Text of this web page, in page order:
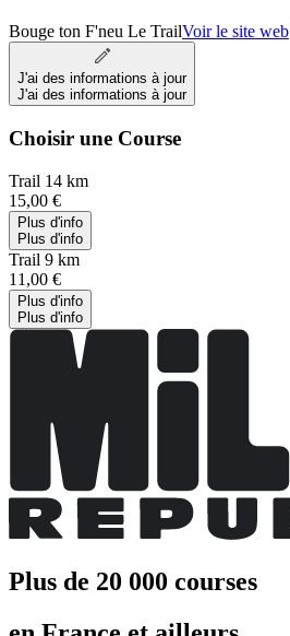
Bouge ton F'neu Le TrailVoir le site web
J'ai des informations à jour
J'ai des informations à jour
Choisir une Course
Trail 14 km
15,00 €
Plus d'info
Plus d'info
Trail 9 km
11,00 €
Plus d'info
Plus d'info
Plus de 20 000 courses